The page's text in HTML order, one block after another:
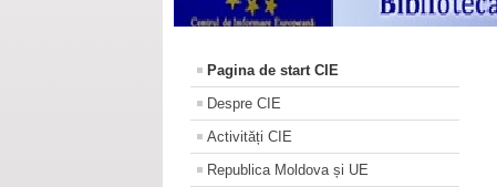
Pagina de start CIE
Despre CIE
Activități CIE
Republica Moldova și UE